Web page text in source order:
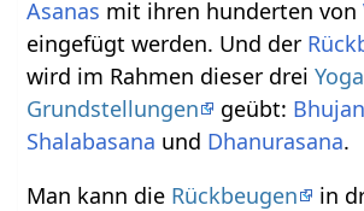
Asanas mit ihren hunderten von
eingefügt werden. Und der
wird im Rahmen dieser dreiYoga
Grundstellungen
geübt:
Shalabasana und Dhanurasana.
Man kann die Rückbeugen in